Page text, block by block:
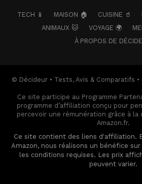
TECH 📱 MAISON 🏠 CUISINE 🥤
ANIMAUX 🐱
VOYAGE 🌍
À PROPOS DE
© Décideur • Tests, Avis & Comparatifs
Ce site participe au Programme
programme d’affiliation conçu pour
percevoir une rémunération grâce à la
Amazon.fr.
Ce site contient des liens d'affiliation.
Amazon, nous réalisons un bénéfice
les conditions requises. Les prix
peuvent varier.